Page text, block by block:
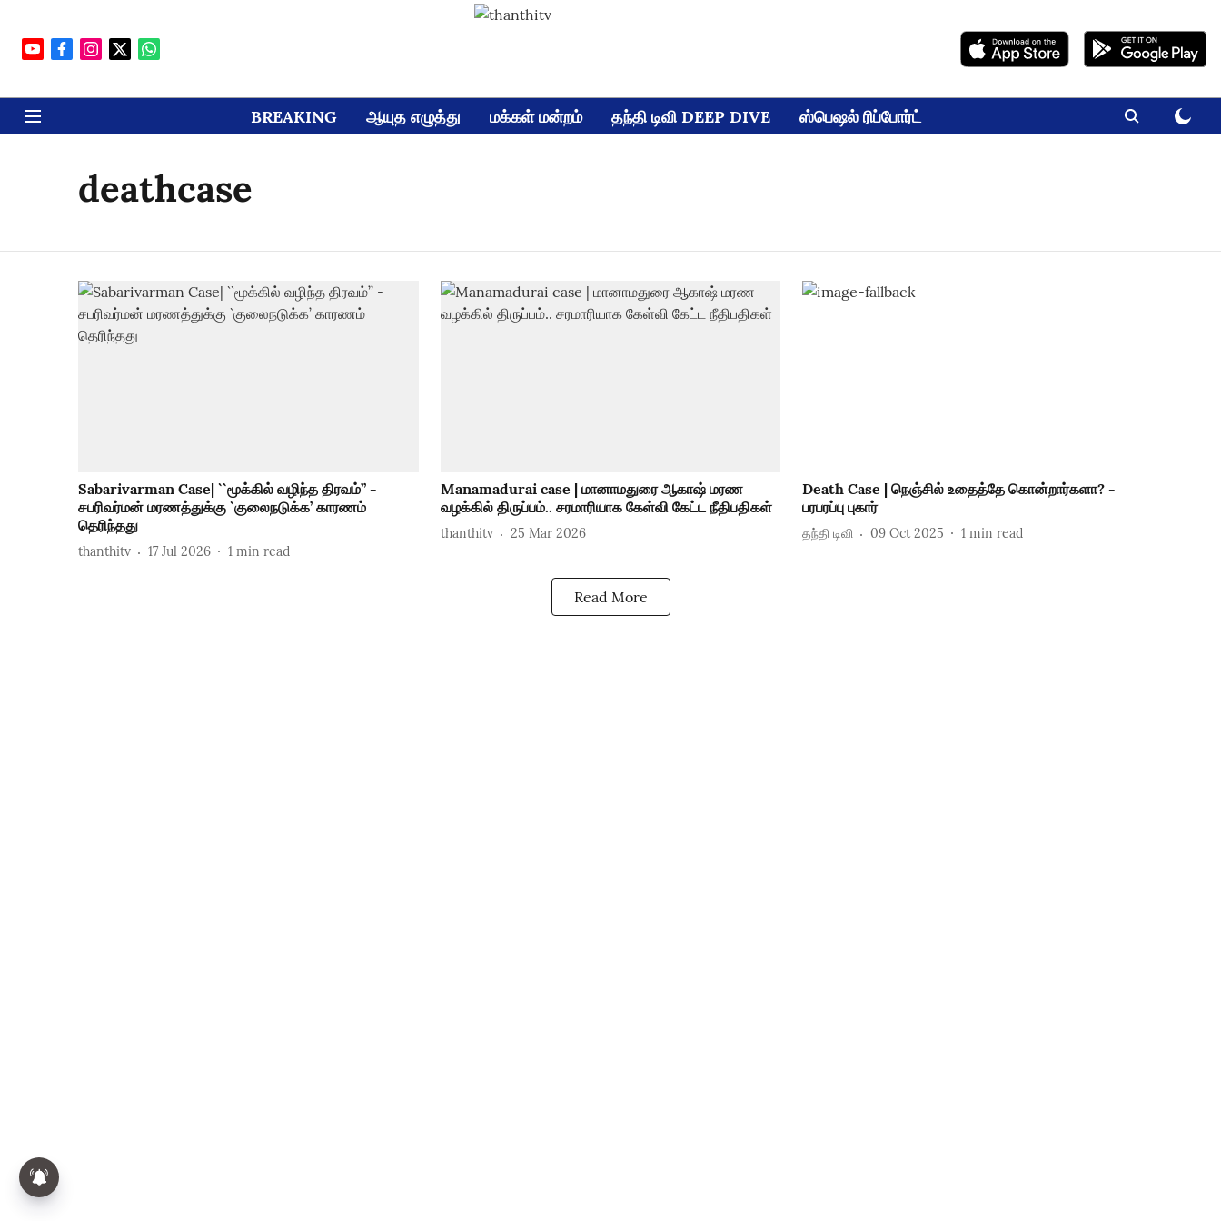
BREAKING ஆயுத எழுத்து மக்கள் மன்றம் தந்தி டிவி DEEP DIVE ஸ்பெஷல் ரிப்போர்ட்
deathcase
Sabarivarman Case| ``மூக்கில் வழிந்த திரவம்’’ -
சபரிவர்மன் மரணத்துக்கு `குலைநடுக்க’ காரணம்
தெரிந்தது
thanthitv 17 Jul 2026 1 min read
Manamadurai case | மானாமதுரை ஆகாஷ் மரண
வழக்கில் திருப்பம்.. சரமாரியாக கேள்வி கேட்ட நீதிபதிகள்
thanthitv 25 Mar 2026
Death Case | நெஞ்சில் உதைத்தே கொன்றார்களா? -
பரபரப்பு புகார்
தந்தி டிவி 09 Oct 2025 1 min read
Read More